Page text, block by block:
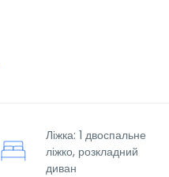
Ліжка: 1 двоспальне
ліжко, розкладний
диван